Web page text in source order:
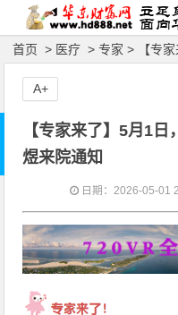
首页 > 医疗 >专家 > 【专
王煜来院通知
【专家来了】5月1
煜来院通知
日期：2026-05-01
A+